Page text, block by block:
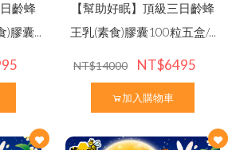
齡蜂
)膠囊...
【幫助好眠】頂級三日齡蜂
王乳(素食)膠囊100粒五盒/...
NT$14000 NT$6495
加入購物車